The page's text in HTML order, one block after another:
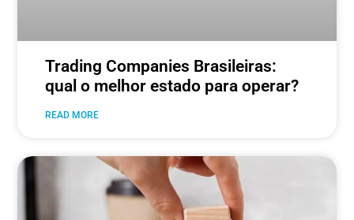
Trading Companies Brasileiras:
qual o melhor estado para operar?
READ MORE